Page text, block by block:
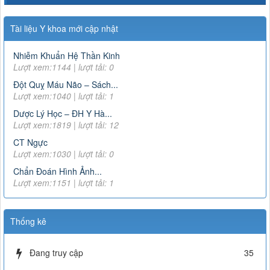
07/2017/TT-BYT
Lượt xem:11808 | lượt tải:266
15466/QLD – TT
Cục Quản lý Dược: Cập nhật hướng dẫn sử dụng đối với
thuốc chứa hoạt chất metformin điều trị đái tháo đường tuýp
Lượt xem:6371 | lượt tải:111
163/2025/NĐ-CP
Nghị định số 163/2025/NĐ-CP của Chính phủ: Quy định chi
tiết một số điều và biện pháp để tổ chức, hướng dẫn thi
hành Luật Dược
Lượt xem:2899 | lượt tải:0
3468
Hướng dẫn tạm thời giám sát và phòng, chống COVID-19
Lượt xem:4544 | lượt tải:1008
TT-52/2017-BYT
THÔNG TƯ QUY ĐỊNH VỀ ĐƠN THUỐC VÀ VIỆC KÊ ĐƠN
TRÚ
Tài liệu Y khoa mới cập nhật
Nhiễm Khuẩn Hệ Thần Kinh
Lượt xem:1144 | lượt tải: 0
Đột Quỵ Máu Não – Sách...
Lượt xem:1040 | lượt tải: 1
Dược Lý Học – ĐH Y Hà...
Lượt xem:1819 | lượt tải: 12
CT Ngực
Lượt xem:1030 | lượt tải: 0
Chẩn Đoán Hình Ảnh...
Lượt xem:1151 | lượt tải: 1
Thống kê
Đang truy cập 35